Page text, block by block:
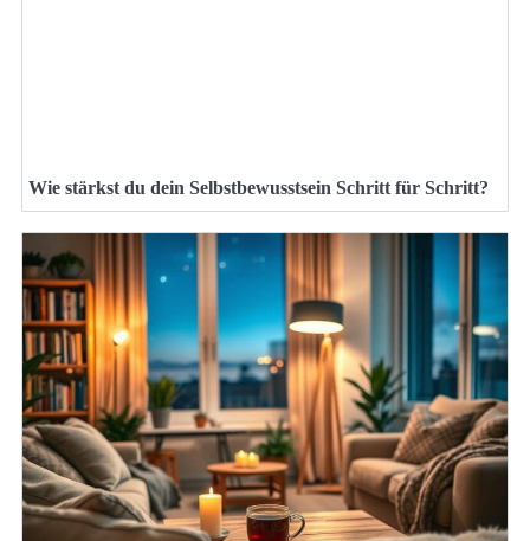
Wie stärkst du dein Selbstbewusstsein Schritt für Schritt?